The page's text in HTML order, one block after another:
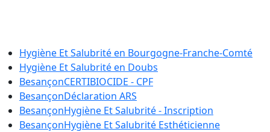
Hygiène Et Salubrité en Bourgogne-Franche-Comté
Hygiène Et Salubrité en Doubs
BesançonCERTIBIOCIDE - CPF
BesançonDéclaration ARS
BesançonHygiène Et Salubrité - Inscription
BesançonHygiène Et Salubrité Esthéticienne